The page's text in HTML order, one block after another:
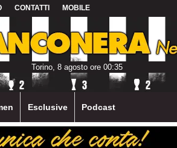
CONTATTI MOBILE
Torino, 8 agosto ore 00:35
Esclusive Podcast